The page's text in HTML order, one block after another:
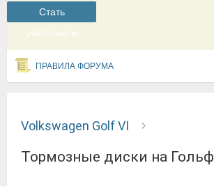
Cтать
участником
ПРАВИЛА ФОРУМА
Volkswagen Golf VI
Тормозные диски на Гольф